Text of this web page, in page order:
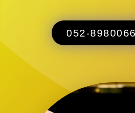
052-8980066